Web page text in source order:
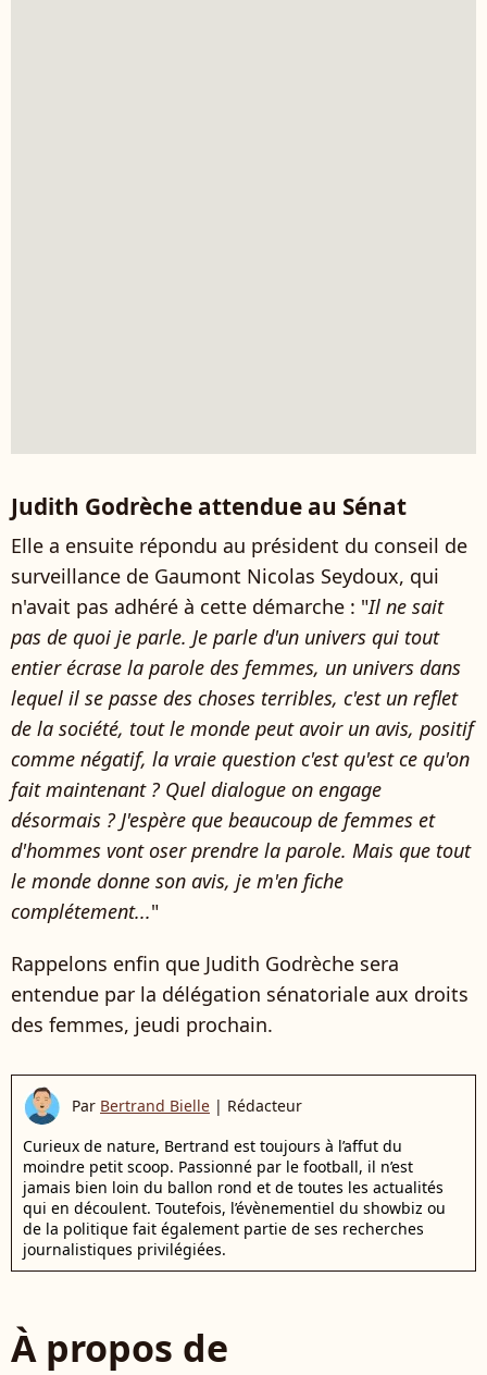
Judith Godrèche attendue au Sénat
Elle a ensuite répondu au président du conseil de
surveillance de Gaumont Nicolas Seydoux, qui
n'avait pas adhéré à cette démarche : "Il ne sait
pas de quoi je parle. Je parle d'un univers qui tout
entier écrase la parole des femmes, un univers dans
lequel il se passe des choses terribles, c'est un reflet
de la société, tout le monde peut avoir un avis, positif
comme négatif, la vraie question c'est qu'est ce qu'on
fait maintenant ? Quel dialogue on engage
désormais ? J'espère que beaucoup de femmes et
d'hommes vont oser prendre la parole. Mais que tout
le monde donne son avis, je m'en fiche
complétement..."
Rappelons enfin que Judith Godrèche sera
entendue par la délégation sénatoriale aux droits
des femmes, jeudi prochain.
Par Bertrand Bielle | Rédacteur
Curieux de nature, Bertrand est toujours à l’affut du
moindre petit scoop. Passionné par le football, il n’est
jamais bien loin du ballon rond et de toutes les actualités
qui en découlent. Toutefois, l’évènementiel du showbiz ou
de la politique fait également partie de ses recherches
journalistiques privilégiées.
À propos de